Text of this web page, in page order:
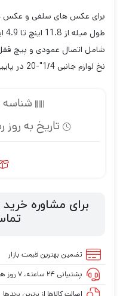
برای عکس های سلفی و عکس
طول میله از 11.8 اینچ تا 4.9 اینچ افزایش می یابد
شامل اتصال عمودی و پیچ
نخ لوازم جانبی 1/4″-20 در پایین
تاریخ به روز
برای مشاوره خرید
تضمین بهترین قیمت بازار
پشتیبانی ۲۴ ساعته، ۷ روز هفته
اصالت کالاها از برترین برندها